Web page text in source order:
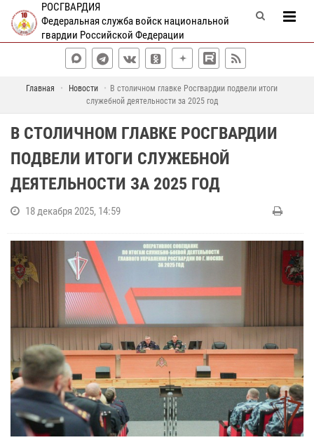
РОСГВАРДИЯ
Федеральная служба войск национальной
гвардии Российской Федерации
Главная Новости
В столичном главке Росгвардии подвели итоги
служебной деятельности за 2025 год
В СТОЛИЧНОМ ГЛАВКЕ РОСГВАРДИИ
ПОДВЕЛИ ИТОГИ СЛУЖЕБНОЙ
ДЕЯТЕЛЬНОСТИ ЗА 2025 ГОД
18 декабря 2025, 14:59